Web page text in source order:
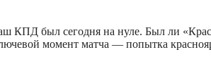
КПД был сегодня на нуле. Был ли
момент матча — попытка